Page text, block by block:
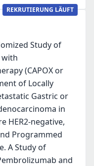
REKRUTIERUNG LÄUFT
Study of
with
(CAPOX or
of Locally
Gastric or
in
HER2-negative,
Programmed
A Study of
and